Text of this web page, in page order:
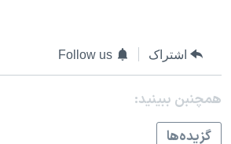
چهل سال گروگان‌گیری
اشتراک Follow us
همچنبن ببینید:
گزيده‌ها